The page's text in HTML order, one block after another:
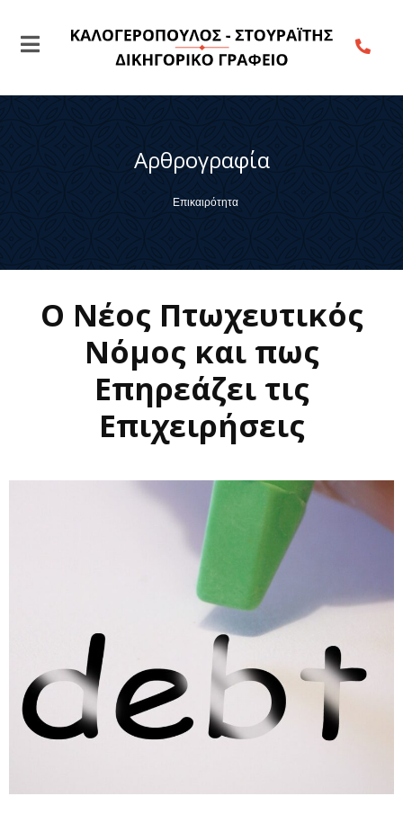
Αρθρογραφία
Επικαιρότητα
Ο Νέος Πτωχευτικός
Νόμος και πως
Eπηρεάζει τις
Eπιχειρήσεις